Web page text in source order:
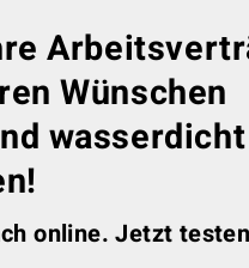
Wünschen
wasserdicht
online. Jetzt